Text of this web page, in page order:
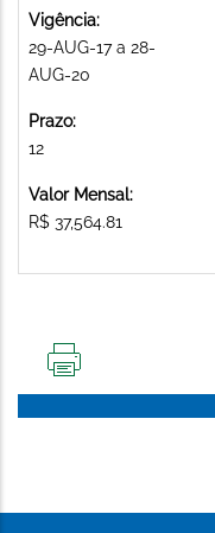
Vigência:
29-AUG-17 a 28-
AUG-20
Prazo:
12
Valor Mensal:
R$ 37,564.81
PÁGINA